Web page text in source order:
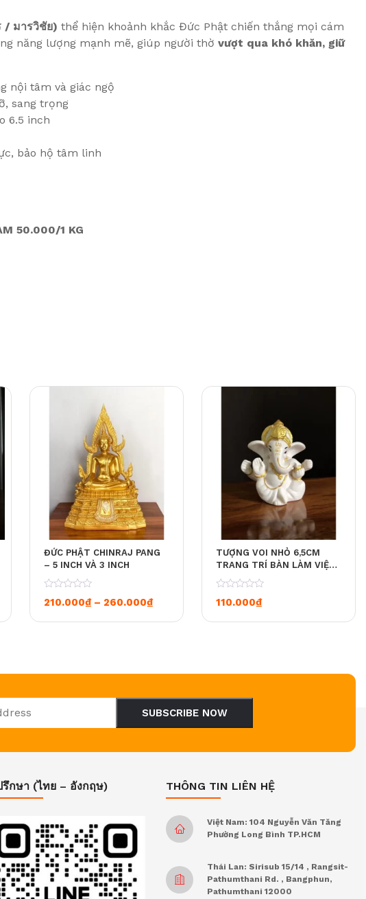
/ มารวิชัย) thể hiện khoảnh khắc Đức Phật chiến thắng mọi cám
năng lượng mạnh mẽ, giúp người thờ vượt qua khó khăn, giữ
nội tâm và giác ngộ
sang trọng
6.5 inch
bảo hộ tâm linh
50.000/1 KG
ĐỨC PHẬT CHINRAJ PANG
– 5 INCH VÀ 3 INCH
210.000₫ – 260.000₫Khoảng giá: từ 210.000₫ đến 260.000₫
TƯỢNG VOI NHỎ 6,5CM
TRANG TRÍ BÀN LÀM VIỆC,
XE HƠI
110.000₫
SUBSCRIBE NOW
กษา (ไทย – อังกฤษ) THÔNG TIN LIÊN HỆ
Việt Nam: 104 Nguyễn Văn Tăng
Phường Long Bình TP.HCM
Thái Lan: Sirisub 15/14 , Rangsit-
Pathumthani Rd. , Bangphun,
Pathumthani 12000